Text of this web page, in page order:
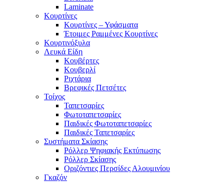
Laminate
Κουρτίνες
Κουρτίνες – Υφάσματα
Έτοιμες Ραμμένες Κουρτίνες
Κουρτινόξυλα
Λευκά Είδη
Κουβέρτες
Κουβερλί
Ριχτάρια
Βρεφικές Πετσέτες
Τοίχος
Ταπετσαρίες
Φωτοταπετσαρίες
Παιδικές Φωτοταπετσαρίες
Παιδικές Ταπετσαρίες
Συστήματα Σκίασης
Ρόλλερ Ψηφιακής Εκτύπωσης
Ρόλλερ Σκίασης
Οριζόντιες Περσίδες Αλουμινίου
Γκαζόν